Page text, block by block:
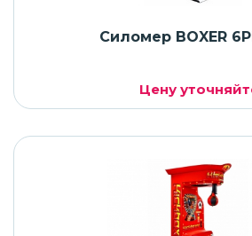
Силомер BOXER
Цену